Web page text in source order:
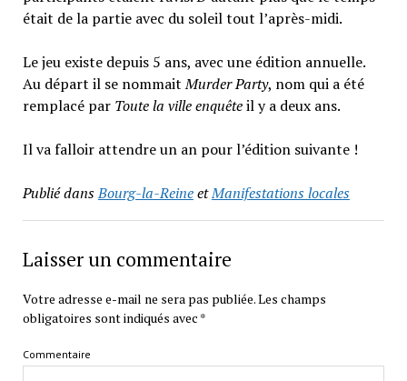
était de la partie avec du soleil tout l’après-midi.
Le jeu existe depuis 5 ans, avec une édition annuelle.
Au départ il se nommaitMurder Party, nom qui a été
remplacé par Toute la ville enquêteil y a deux ans.
Il va falloir attendre un an pour l’édition suivante !
Publié dansBourg-la-ReineetManifestations locales
Laisser un commentaire
Votre adresse e-mail ne sera pas publiée.Les champs
obligatoires sont indiqués avec *
Commentaire